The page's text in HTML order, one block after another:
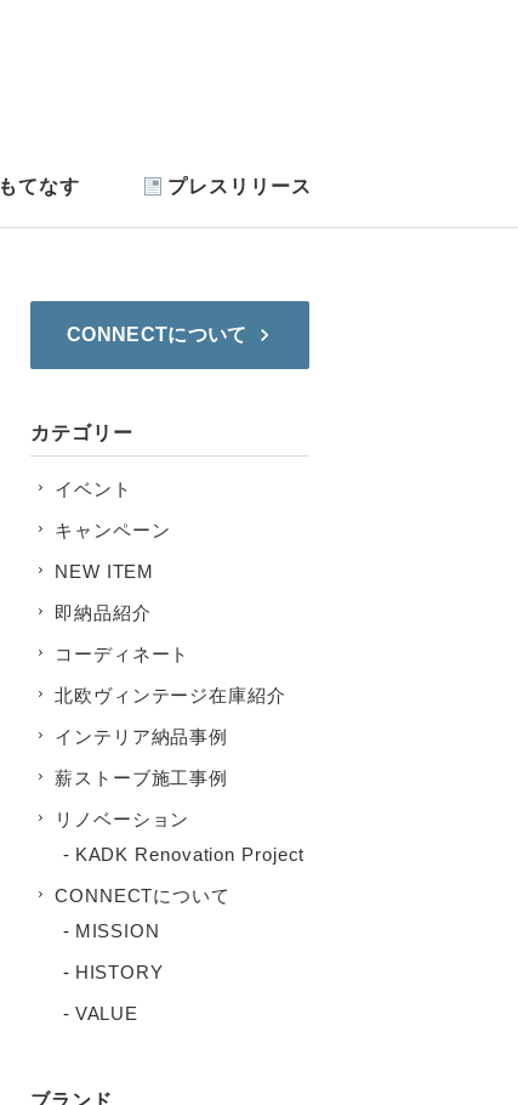
もてなす プレスリリース
CONNECTについて
カテゴリー
イベント
キャンペーン
NEW ITEM
即納品紹介
コーディネート
北欧ヴィンテージ在庫紹介
インテリア納品事例
薪ストーブ施工事例
リノベーション
KADK Renovation Project
CONNECTについて
MISSION
HISTORY
VALUE
ブランド